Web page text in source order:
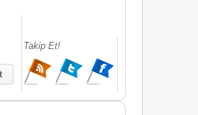
Takip Et!